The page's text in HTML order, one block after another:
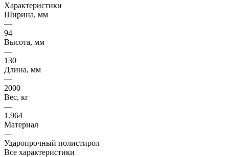
Характеристики
Ширина, мм
—
94
Высота, мм
—
130
Длина, мм
—
2000
Вес, кг
—
1.964
Материал
—
Ударопрочный полистирол
Все характеристики